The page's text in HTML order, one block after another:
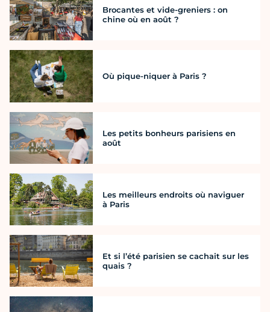
Brocantes et vide-greniers : on
chine où en août ?
Où pique-niquer à Paris ?
Les petits bonheurs parisiens en
août
Les meilleurs endroits où naviguer
à Paris
Et si l’été parisien se cachait sur les
quais ?